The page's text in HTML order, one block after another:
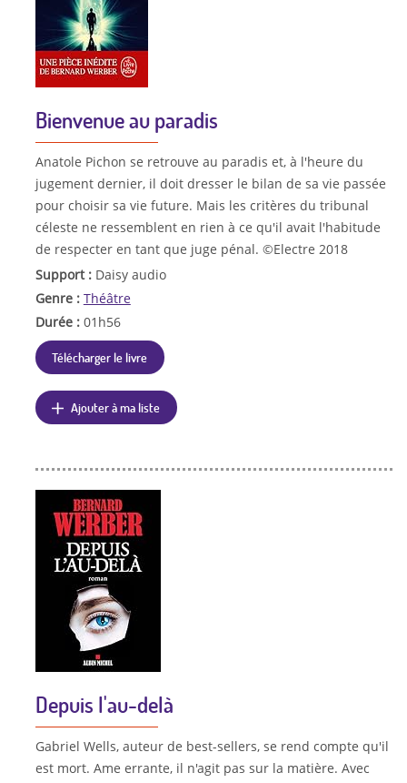
Bienvenue au paradis
Anatole Pichon se retrouve au paradis et, à l'heure du
jugement dernier, il doit dresser le bilan de sa vie passée
pour choisir sa vie future. Mais les critères du tribunal
céleste ne ressemblent en rien à ce qu'il avait l'habitude
de respecter en tant que juge pénal. ©Electre 2018
Support : Daisy audio
Genre : Théâtre
Durée : 01h56
Télécharger le livre
Ajouter à ma liste
Depuis l'au-delà
Gabriel Wells, auteur de best-sellers, se rend compte qu'il
est mort. Ame errante, il n'agit pas sur la matière. Avec